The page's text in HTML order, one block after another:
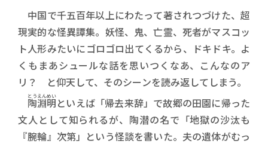
中国で千五百年以上にわたって著されつづけた、超
現実的な怪異譚集。妖怪、鬼、亡霊、死者がマスコッ
ト人形みたいにゴロゴロ出てくるから、ドキドキ。よ
くもまあシュールな話を思いつくなあ、こんなのア
リ？ と仰天して、そのシーンを読み返してしまう。
陶淵明
とうえんめい といえば「帰去来辞」で故郷の田園に帰った
文人として知られるが、陶潜の名で「地獄の沙汰も
『腕輪』次第」という怪談を書いた。夫の遺体がむっ